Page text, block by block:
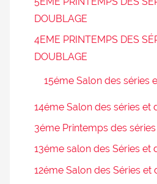
DOUBLAGE
4EME PRINTEMPS DES
DOUBLAGE
15éme Salon des séries
14éme Salon des séries et
3éme Printemps des
13éme salon des Séries et
12éme Salon des Séries